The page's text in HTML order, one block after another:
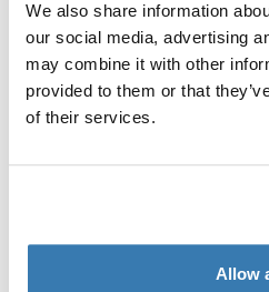
We also share information
our social media, advertising
may combine it with other
provided to them or that
of their services.
Allow
Toggle guides and
Instruções
Toggle overview
Críticas
Nome do fabricante: Thule
Endereço do fabricante: